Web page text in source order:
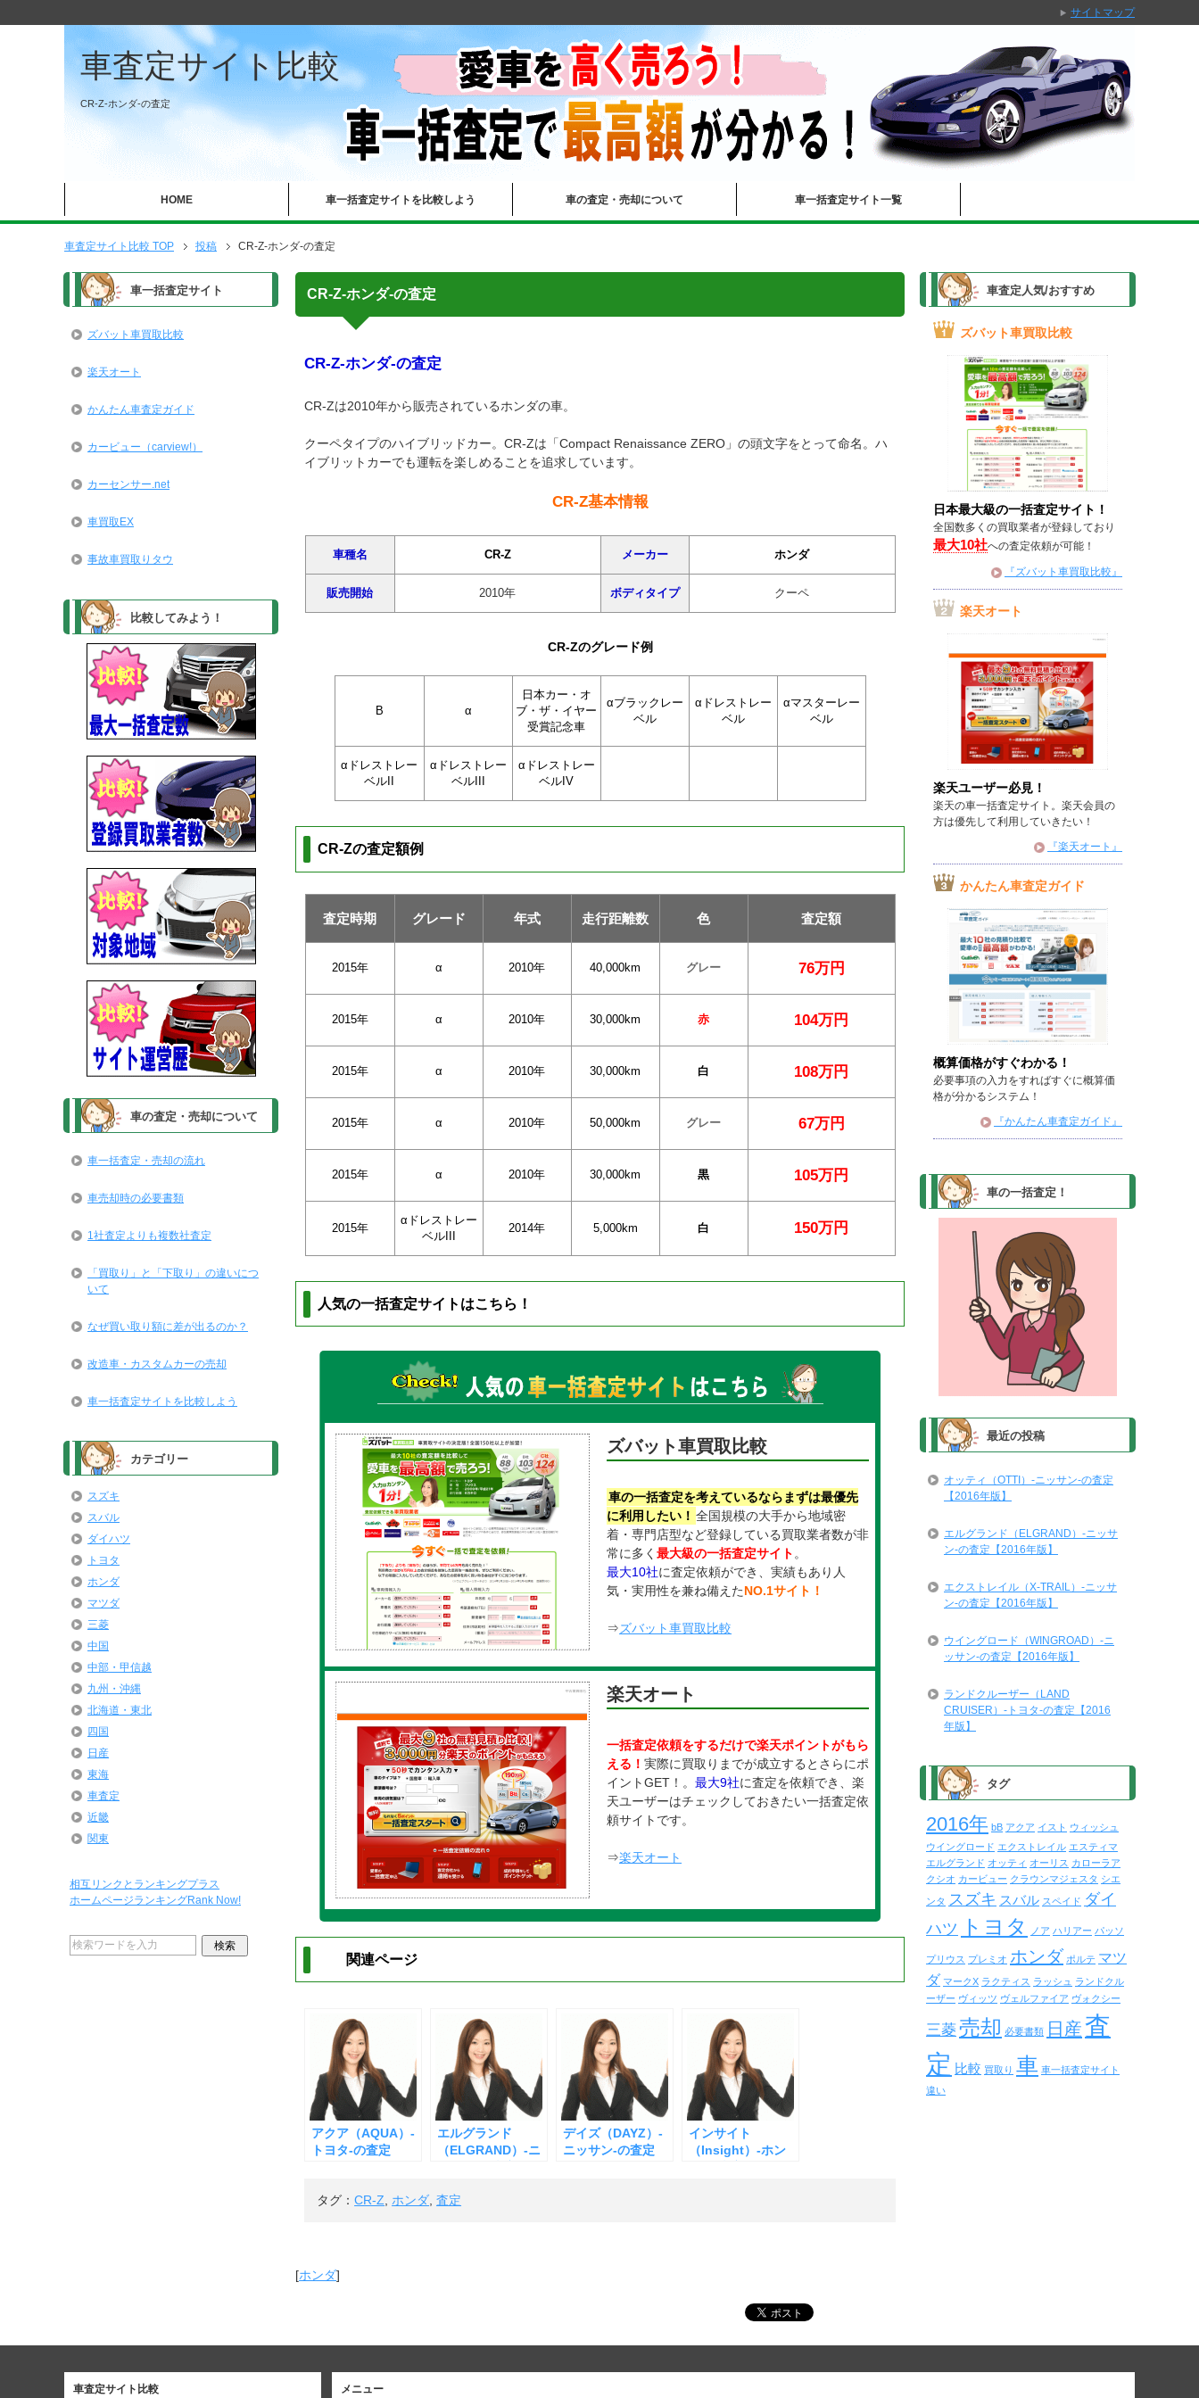
車査定サイト比較
CR-Z-ホンダ-の査定
HOME 車一括査定サイトを比較しよう 車の査定・売却について 車一括査定サイト一覧
車査定サイト比較 TOP 投稿 CR-Z-ホンダ-の査定
CR-Z-ホンダ-の査定
CR-Z-ホンダ-の査定
CR-Zは2010年から販売されているホンダの車。
クーペタイプのハイブリッドカー。CR-Zは「Compact Renaissance ZERO」の頭文字をとって命名。ハ
イブリットカーでも運転を楽しめることを追求しています。
CR-Z基本情報
車種名 CR-Z メーカー ホンダ
販売開始 2010年 ボディタイプ クーペ
CR-Zのグレード例
B α
日本カー・オ
ブ・ザ・イヤー
受賞記念車
αブラックレー
ベル
αドレストレー
ベル
αマスターレー
ベル
αドレストレー
ベルII
αドレストレー
ベルIII
αドレストレー
ベルIV
CR-Zの査定額例
査定時期 グレード 年式 走行距離数 色 査定額
2015年 α 2010年 40,000km グレー 76万円
2015年 α 2010年 30,000km 赤 104万円
2015年 α 2010年 30,000km 白 108万円
2015年 α 2010年 50,000km グレー 67万円
2015年 α 2010年 30,000km 黒 105万円
2015年
αドレストレー
ベルIII
2014年 5,000km 白 150万円
人気の一括査定サイトはこちら！
ズバット車買取比較
車の一括査定を考えているならまずは最優先
に利用したい！ 全国規模の大手から地域密
着・専門店型など登録している買取業者数が非
常に多く最大級の一括査定サイト。
最大10社に査定依頼ができ、実績もあり人
気・実用性を兼ね備えたNO.1サイト！
⇒ズバット車買取比較
楽天オート
一括査定依頼をするだけで楽天ポイントがもら
える！実際に買取りまでが成立するとさらにポ
イントGET！。最大9社に査定を依頼でき、楽
天ユーザーはチェックしておきたい一括査定依
頼サイトです。
⇒楽天オート
関連ページ
アクア（AQUA）-
トヨタ-の査定
エルグランド
（ELGRAND）-ニ
デイズ（DAYZ）-
ニッサン-の査定
インサイト
（Insight）-ホン
タグ：CR-Z,ホンダ,査定
[ホンダ]
車一括査定サイト
ズバット車買取比較
楽天オート
かんたん車査定ガイド
カービュー（carview!）
カーセンサー.net
車買取EX
事故車買取りタウ
比較してみよう！
車の査定・売却について
車一括査定・売却の流れ
車売却時の必要書類
1社査定よりも複数社査定
「買取り」と「下取り」の違いにつ
いて
なぜ買い取り額に差が出るのか？
改造車・カスタムカーの売却
車一括査定サイトを比較しよう
カテゴリー
スズキ
スバル
ダイハツ
トヨタ
ホンダ
マツダ
三菱
中国
中部・甲信越
九州・沖縄
北海道・東北
四国
日産
東海
車査定
近畿
関東
相互リンクとランキングプラス
ホームページランキングRank Now!
車査定人気/おすすめ
ズバット車買取比較
日本最大級の一括査定サイト！
全国数多くの買取業者が登録しており
最大10社への査定依頼が可能！
『ズバット車買取比較』
楽天オート
楽天ユーザー必見！
楽天の車一括査定サイト。楽天会員の
方は優先して利用していきたい！
『楽天オート』
かんたん車査定ガイド
概算価格がすぐわかる！
必要事項の入力をすればすぐに概算価
格が分かるシステム！
『かんたん車査定ガイド』
車の一括査定！
最近の投稿
オッティ（OTTI）-ニッサン-の査定
【2016年版】
エルグランド（ELGRAND）-ニッサ
ン-の査定【2016年版】
エクストレイル（X-TRAIL）-ニッサ
ン-の査定【2016年版】
ウイングロード（WINGROAD）-ニ
ッサン-の査定【2016年版】
ランドクルーザー（LAND
CRUISER）-トヨタ-の査定【2016
年版】
タグ
2016年 bB アクア イスト ウィッシュ
ウイングロード エクストレイル エスティマ
エルグランド オッティ オーリス カローラア
クシオ カービュー クラウンマジェスタ シエ
ンタ スズキ スバル スペイド ダイ
ハツ
トヨタ ノア ハリアー パッソ
プリウス プレミオ ホンダ ポルテ マツ
ダ マークX ラクティス ラッシュ ランドクル
ーザー ヴィッツ ヴェルファイア ヴォクシー
三菱売却 必要書類 日産査
定 比較 買取り 車 車一括査定サイト
違い
車査定サイト比較 メニュー
サイトマップ